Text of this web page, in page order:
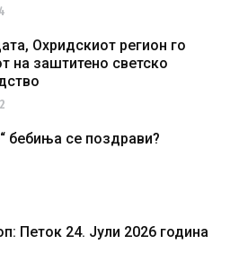
Охридскиот регион го
на заштитено светско
бебиња се поздрави?
Петок 24. Јули 2026 година